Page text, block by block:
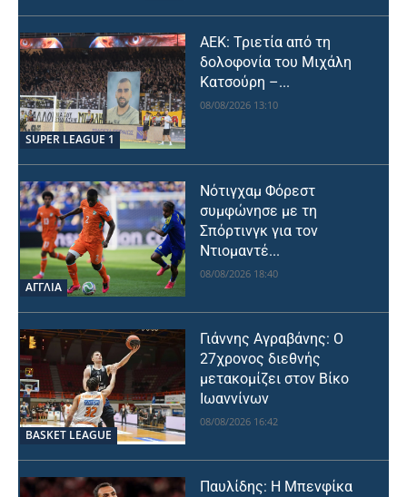
SUPER LEAGUE 1
ΑΕΚ: Τριετία από τη
δολοφονία του Μιχάλη
Κατσούρη –...
08/08/2026 13:10
ΑΓΓΛΙΑ
Νότιγχαμ Φόρεστ
συμφώνησε με τη
Σπόρτινγκ για τον
Ντιομαντέ...
08/08/2026 18:40
BASKET LEAGUE
Γιάννης Αγραβάνης: Ο
27χρονος διεθνής
μετακομίζει στον Βίκο
Ιωαννίνων
08/08/2026 16:42
Παυλίδης: Η Μπενφίκα